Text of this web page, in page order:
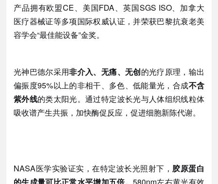
产品拥有欧盟CE、美国FDA、英国SGS ISO、加拿大
医疗器械证等多项国际权威认证，并荣获巴黎抗衰老美
容学会“最佳能设备”金奖。
光神巴德尔采用非介入、无痛、无创的光疗原理，输出
偏振度95%以上的非相干、多色、低能量光，合成不含
紫外线的类太阳光。通过特定波长光与人体组织线粒体
吸收谱产生共振，加快酶促反应，促进细胞新陈代谢。
NASA医学实验证实，在特定波长光照射下， 胶原蛋白
的生成量可比正常水平增加五倍。 580nm左右黄光有效